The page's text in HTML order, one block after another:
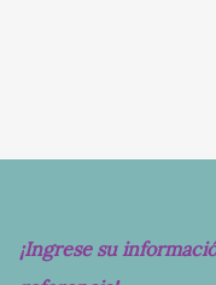
¡Ingrese su